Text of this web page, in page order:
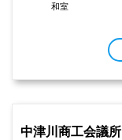
和室
中津川商工会議所